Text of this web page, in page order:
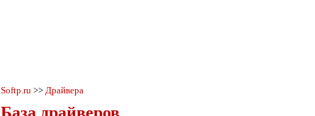
Softp.ru >> Драйвера